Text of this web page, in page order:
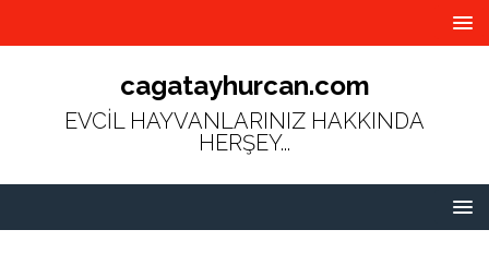
cagatayhurcan.com
EVCİL HAYVANLARINIZ HAKKINDA
HERŞEY...